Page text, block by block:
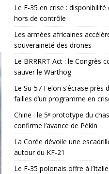
Le F-35 en crise :
hors de contrôle
Les armées africaines
souveraineté des drones
Le BRRRRT Act : le Congrès
sauver le Warthog
Le Su-57 Felon s’écrase près
failles d’un programme en
Chine : le 5ᵉ prototype du
confirme l’avance de Pékin
La Corée dévoile une
autour du KF-21
Le F-35 polonais offre à